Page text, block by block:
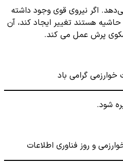
اگر نیروی قوی وجود داشته
هستند تغییر ایجاد کند، آن
سکوی پرش عمل می کند.
خوارزمی گرامی باد
شود.
و روز فناوری اطلاعات